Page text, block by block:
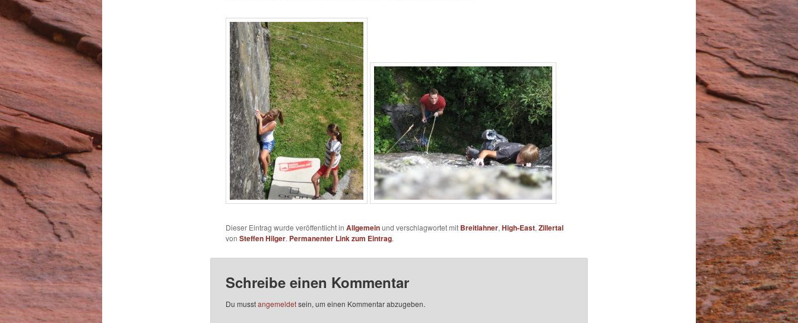
Dieser Eintrag wurde veröffentlicht in Allgemeinund verschlagwortet mit Breitlahner, High-East, Zillertal
von Steffen Hilger. Permanenter Link zum Eintrag.
Schreibe einen Kommentar
Du musstangemeldetsein, um einen Kommentar abzugeben.